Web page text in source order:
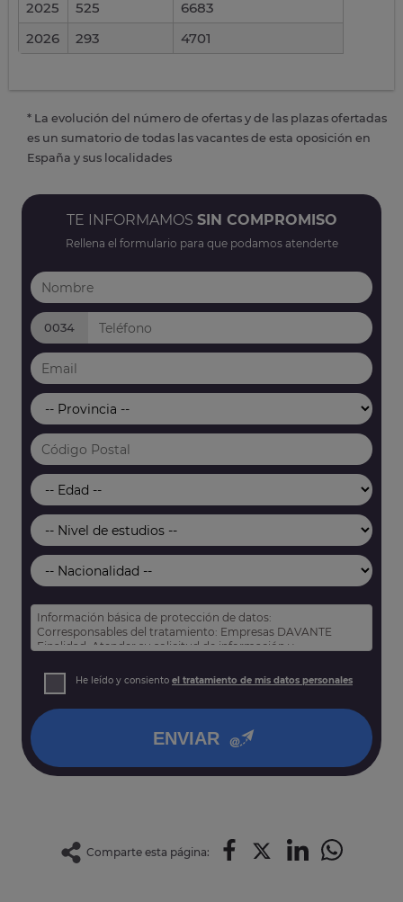
2025
525
6683
2026
293 4701
* La evolución del número de ofertas y de las plazas ofertadas
es un sumatorio de todas las vacantes de esta oposición en
España y sus localidades
TE INFORMAMOS SIN COMPROMISO
Rellena el formulario para que podamos atenderte
0034
Información básica de protección de datos:
Corresponsables del tratamiento: Empresas DAVANTE
Finalidad: Atender su solicitud de información y
Derechos: Puede acceder, rectificar y suprimir sus datos,
así como otros derechos tal y como se explica en nuestra
He leído y consiento el tratamiento de mis datos personales
ENVIAR
Comparte esta página: